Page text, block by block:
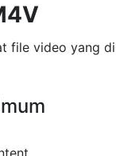
file video yang